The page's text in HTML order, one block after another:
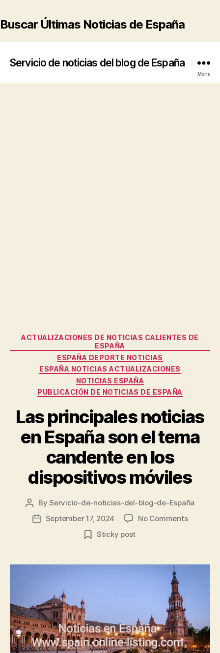
Buscar Últimas Noticias de España
Servicio de noticias del blog de España
Menu
Categories
ACTUALIZACIONES DE NOTICIAS CALIENTES DE
ESPAÑA
ESPAÑA DEPORTE NOTICIAS
ESPAÑA NOTICIAS ACTUALIZACIONES
NOTICIAS ESPAÑA
PUBLICACIÓN DE NOTICIAS DE ESPAÑA
Las principales noticias
en España son el tema
candente en los
dispositivos móviles
Post
author
ByServicio-de-noticias-del-blog-de-España
PostSeptember 17, 2024 No Commentson
en
los
Sticky post